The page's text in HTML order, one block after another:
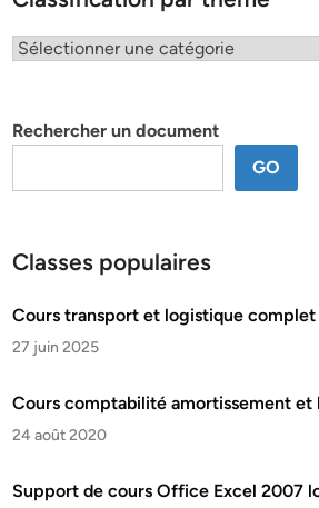
Classification
Rechercher un document
GO
Classes populaires
Cours transport et logistique complet
27 juin 2025
Cours comptabilité amortissement et
24 août 2020
Support de cours Office Excel 2007